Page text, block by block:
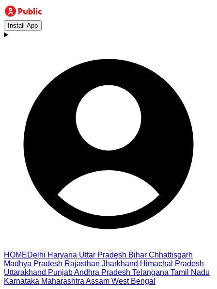
Install App
HOMEDelhi Haryana Uttar Pradesh Bihar Chhattisgarh
Madhya Pradesh Rajasthan Jharkhand Himachal Pradesh
Uttarakhand PunjabAndhra Pradesh Telangana Tamil Nadu
Karnataka Maharashtra Assam West Bengal